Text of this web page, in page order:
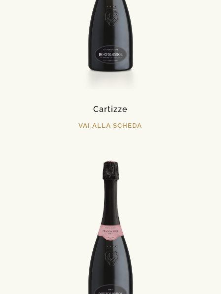
Cartizze
VAI ALLA SCHEDA